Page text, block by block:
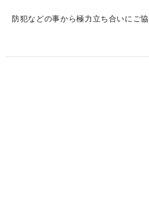
防犯などの事から極力立ち合いにご